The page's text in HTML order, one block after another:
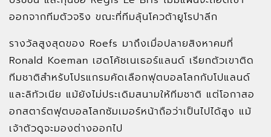
ออกจากทีมตัวจริง ขณะที่ทีมลุ้นโควต้ายูโรปาลีก
รางวัลสูงสุดของ Roefs มาถึงเมื่อปลายสิงหาคมที่
Ronald Koeman เฮดโค้ชเนเธอร์แลนด์ เรียกตัวเขาติด
ทีมชาติสำหรับโปรแกรมคัดเลือกฟุตบอลโลกกับโปแลนด์
และลิทัวเนีย แม้ยังไม่ประเดิมสนามให้ทีมชาติ แต่โอกาสอ
อกสตาร์ตฟุตบอลโลกซัมเมอร์หน้าถือว่าเป็นไปได้สูง แม้
เจ้าตัวดูจะมองต่างออกไป